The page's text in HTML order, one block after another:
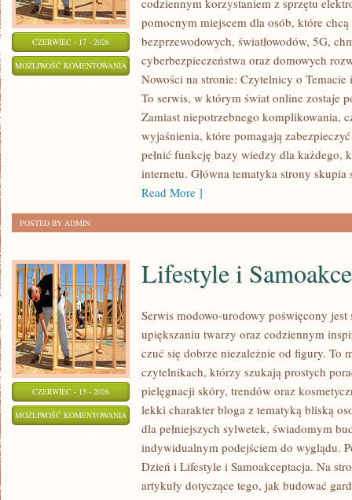
CZERWIEC - 17 - 2026
MOŻLIWOŚĆ KOMENTOWANIA CZYTELNICY
TEMACIE
codziennym korzystaniem z sprzętu
pomocnym miejscem dla osób, które
bezprzewodowych, światłowodów, 5G,
cyberbezpieczeństwa oraz domowych
Nowości na stronie: Czytelnicy o
To serwis, w którym świat online zostaje
Zamiast niepotrzebnego komplikowania,
wyjaśnienia, które pomagają
pełnić funkcję bazy wiedzy dla każdego,
internetu. Główna tematyka strony
Read More ]
POSTED BY ADMIN
CZERWIEC - 15 - 2026
MOŻLIWOŚĆ KOMENTOWANIA LIFESTYLE
SAMOAKCEPTACJA
Lifestyle i
Serwis modowo-urodowy poświęcony
upiększaniu twarzy oraz codziennym
czuć się dobrze niezależnie od figury. To
czytelnikach, którzy szukają prostych
pielęgnacji skóry, trendów oraz
lekki charakter bloga z tematyką bliską
dla pełniejszych sylwetek, świadomym
indywidualnym podejściem do wyglądu.
Dzień i Lifestyle i Samoakceptacja. Na
artykuły dotyczące tego, jak budować